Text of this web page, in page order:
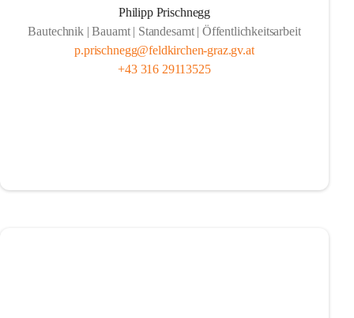
Philipp Prischnegg
Bautechnik | Bauamt | Standesamt | Öffentlichkeitsarbeit
p.prischnegg@feldkirchen-graz.gv.at
+43 316 29113525